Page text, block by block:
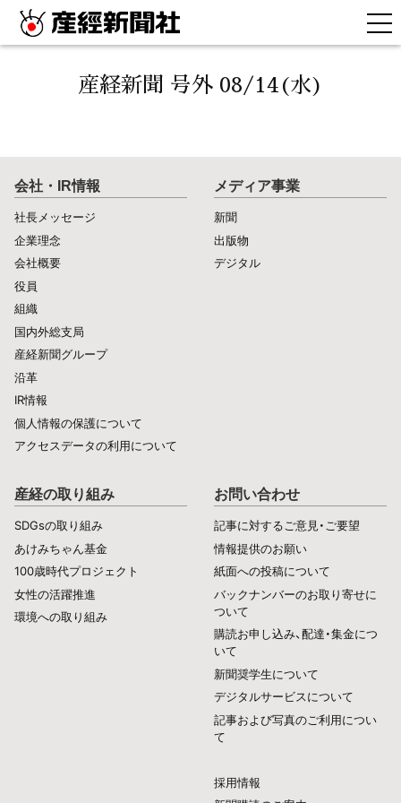
産経新聞 号外 08/14(水)
会社・IR情報
社長メッセージ
企業理念
会社概要
役員
組織
国内外総支局
産経新聞グループ
沿革
IR情報
個人情報の保護について
アクセスデータの利用について
メディア事業
新聞
出版物
デジタル
産経の取り組み
SDGsの取り組み
あけみちゃん基金
100歳時代プロジェクト
女性の活躍推進
環境への取り組み
お問い合わせ
記事に対するご意見・ご要望
情報提供のお願い
紙面への投稿について
バックナンバーのお取り寄せに
ついて
購読お申し込み、配達・集金につ
いて
新聞奨学生について
デジタルサービスについて
記事および写真のご利用につい
て
採用情報